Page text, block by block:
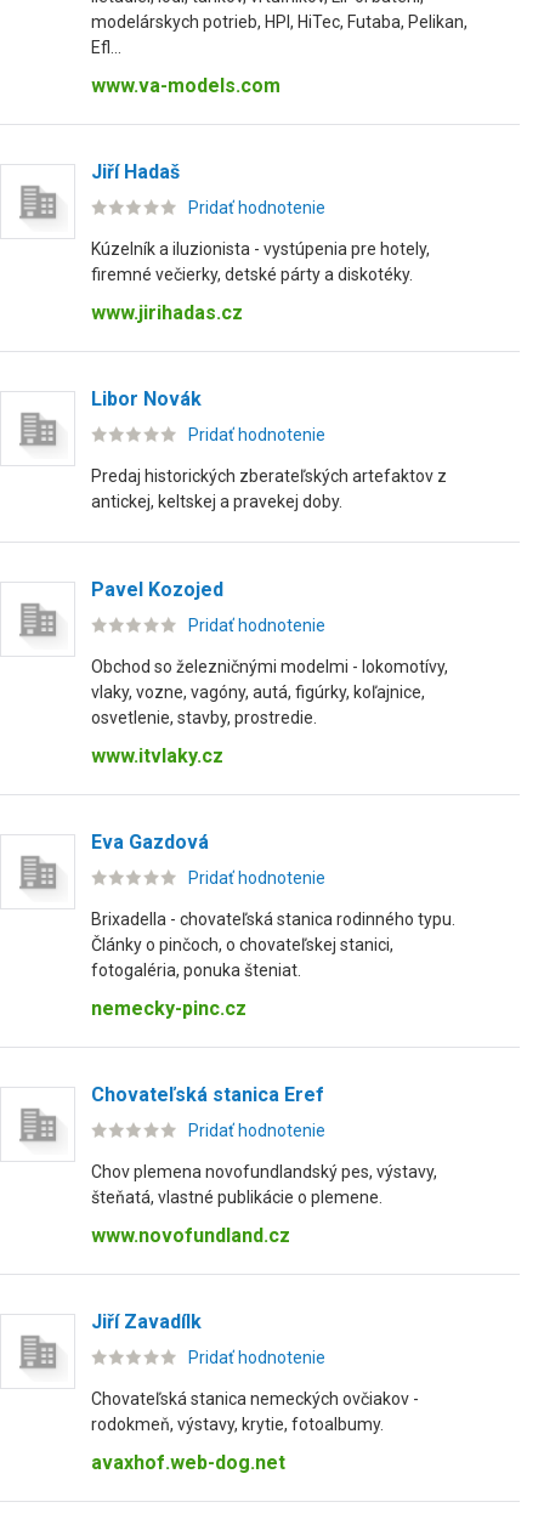
modelárskych potrieb, HPI, HiTec, Futaba, Pelikan,
Efl...
www.va-models.com
Jiří Hadaš
Pridať hodnotenie
Kúzelník a iluzionista - vystúpenia pre hotely,
firemné večierky, detské párty a diskotéky.
www.jirihadas.cz
Libor Novák
Pridať hodnotenie
Predaj historických zberateľských artefaktov z
antickej, keltskej a pravekej doby.
Pavel Kozojed
Pridať hodnotenie
Obchod so železničnými modelmi - lokomotívy,
vlaky, vozne, vagóny, autá, figúrky, koľajnice,
osvetlenie, stavby, prostredie.
www.itvlaky.cz
Eva Gazdová
Pridať hodnotenie
Brixadella - chovateľská stanica rodinného typu.
Články o pinčoch, o chovateľskej stanici,
fotogaléria, ponuka šteniat.
nemecky-pinc.cz
Chovateľská stanica Eref
Pridať hodnotenie
Chov plemena novofundlandský pes, výstavy,
šteňatá, vlastné publikácie o plemene.
www.novofundland.cz
Jiří Zavadílk
Pridať hodnotenie
Chovateľská stanica nemeckých ovčiakov -
rodokmeň, výstavy, krytie, fotoalbumy.
avaxhof.web-dog.net